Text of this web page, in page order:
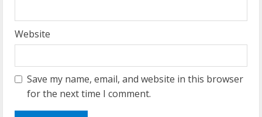
Website
Save my name, email, and website in this browser
for the next time I comment.